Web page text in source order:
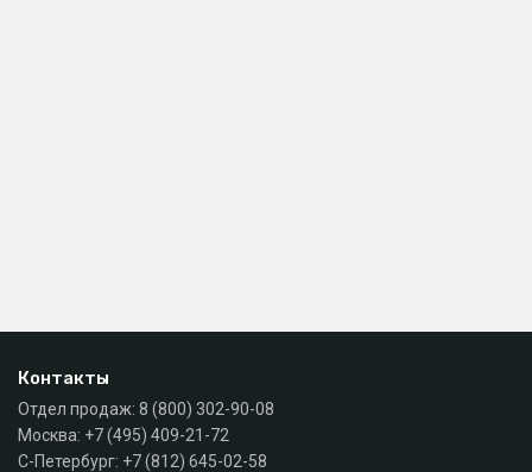
Контакты
Отдел продаж: 8 (800) 302-90-08
Москва: +7 (495) 409-21-72
С-Петербург: +7 (812) 645-02-58